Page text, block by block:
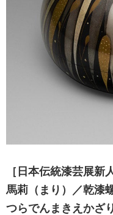
［日本伝統漆芸展新
馬莉（まり）／乾漆
つらでんまきえかざ